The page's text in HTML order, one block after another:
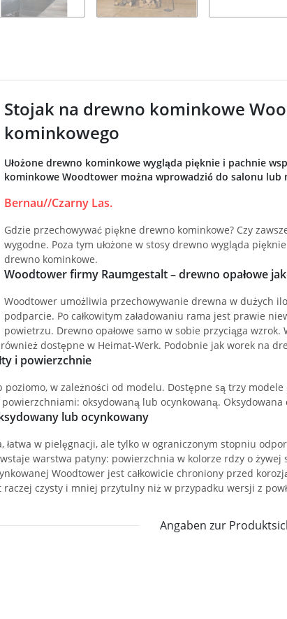
Stojak na drewno kominkowe
kominkowego
Ułożone drewno kominkowe wygląda pięknie i pachnie
kominkowe Woodtower można wprowadzić do salonu
Bernau//Czarny Las.
Gdzie przechowywać piękne drewno kominkowe? Czy
wygodne. Poza tym ułożone w stosy drewno wygląda
drewno kominkowe.
Woodtower firmy Raumgestalt – drewno opałowe
Woodtower umożliwia przechowywanie drewna w dużych
podparcie. Po całkowitym załadowaniu rama jest prawie
powietrzu. Drewno opałowe samo w sobie przyciąga
dostępne w Heimat-Werk. Podobnie jak worek na
i powierzchnie
w zależności od modelu. Dostępne są trzy
oksydowaną lub ocynkowaną.
lub ocynkowany
w pielęgnacji, ale tylko w ograniczonym stopniu
warstwa patyny: powierzchnia w kolorze rdzy o
Woodtower jest całkowicie chroniony przed
czysty i mniej przytulny niż w przypadku wersji z
Angaben zur